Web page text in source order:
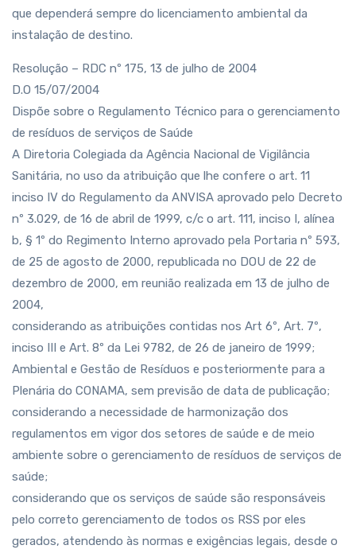
que dependerá sempre do licenciamento ambiental da
instalação de destino.
Resolução – RDC nº 175, 13 de julho de 2004
D.O 15/07/2004
Dispõe sobre o Regulamento Técnico para o gerenciamento
de resíduos de serviços de Saúde
A Diretoria Colegiada da Agência Nacional de Vigilância
Sanitária, no uso da atribuição que lhe confere o art. 11
inciso IV do Regulamento da ANVISA aprovado pelo Decreto
nº 3.029, de 16 de abril de 1999, c/c o art. 111, inciso I, alínea
b, § 1º do Regimento Interno aprovado pela Portaria nº 593,
de 25 de agosto de 2000, republicada no DOU de 22 de
dezembro de 2000, em reunião realizada em 13 de julho de
2004,
considerando as atribuições contidas nos Art 6º, Art. 7º,
inciso III e Art. 8º da Lei 9782, de 26 de janeiro de 1999;
Ambiental e Gestão de Resíduos e posteriormente para a
Plenária do CONAMA, sem previsão de data de publicação;
considerando a necessidade de harmonização dos
regulamentos em vigor dos setores de saúde e de meio
ambiente sobre o gerenciamento de resíduos de serviços de
saúde;
considerando que os serviços de saúde são responsáveis
pelo correto gerenciamento de todos os RSS por eles
gerados, atendendo às normas e exigências legais, desde o